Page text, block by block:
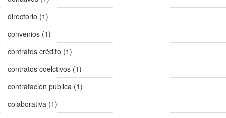
directorio (1)
convenios (1)
contratos crédito (1)
contratos coelctivos (1)
contratación publica (1)
colaborativa (1)